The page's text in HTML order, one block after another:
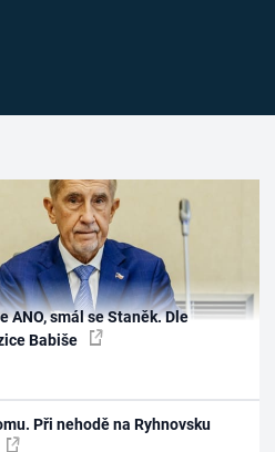
ANO, smál se Staněk. Dle
Babiše
Při nehodě na Ryhnovsku